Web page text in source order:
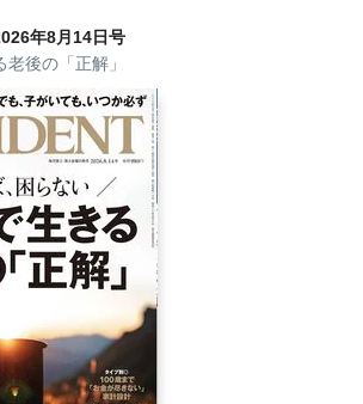
年8月14日号
後の「正解」